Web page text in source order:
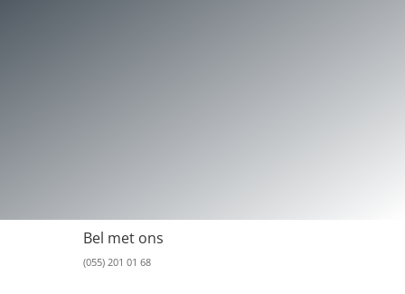
Bel met ons
(055) 201 01 68